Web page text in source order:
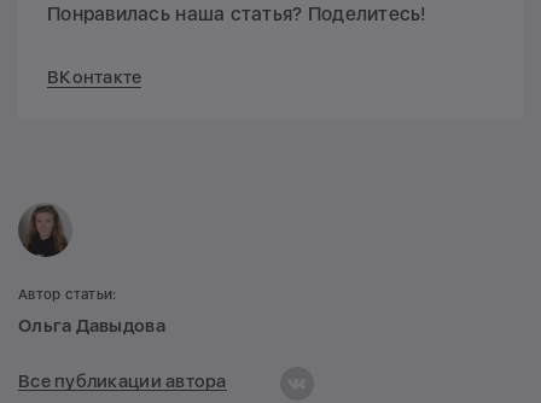
Понравилась наша статья? Поделитесь!
ВКонтакте
Автор статьи:
Ольга Давыдова
Все публикации автора